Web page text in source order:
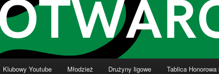
Klubowy Youtube Młodzież Drużyny ligowe Tablica